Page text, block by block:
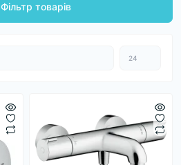
Фільтр товарів